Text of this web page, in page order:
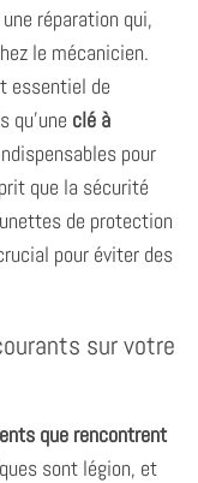
réparation qui,
le mécanicien.
essentiel de
qu’une clé à
pour
que la sécurité
de protection
pour éviter des
sur votre
que rencontrent
sont légion, et